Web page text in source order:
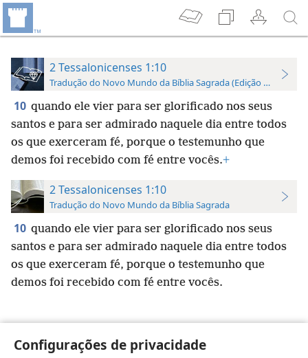
Configurações de privacidade
2 Tessalonicenses 1:10
Tradução do Novo Mundo da Bíblia Sagrada (Edição de Estudo)
10 quando ele vier para ser glorificado nos seus
santos e para ser admirado naquele dia entre todos
os que exerceram fé, porque o testemunho que
demos foi recebido com fé entre vocês.+
2 Tessalonicenses 1:10
Tradução do Novo Mundo da Bíblia Sagrada
10 quando ele vier para ser glorificado nos seus
santos e para ser admirado naquele dia entre todos
os que exerceram fé, porque o testemunho que
demos foi recebido com fé entre vocês.